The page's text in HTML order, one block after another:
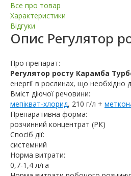
Все про товар
Характеристики
Відгуки
Опис Регулятор
Про препарат:
Регулятор росту Карамба
енергії в рослинах, що
Вміст діючої речовини:
мепікват-хлорид, 210 г/л +
Препаративна форма:
розчинний концентрат (РК)
Спосіб дії:
системний
Норма витрати:
0,7-1,4 л/га